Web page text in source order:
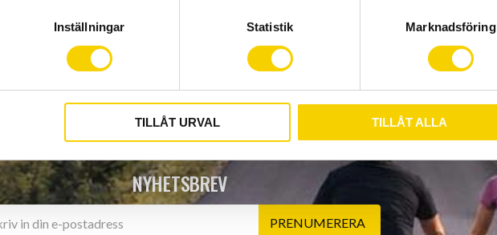
Inställningar Statistik Marknadsföring
TILLÅT URVAL TILLÅT ALLA
NYHETSBREV
PRENUMERERA